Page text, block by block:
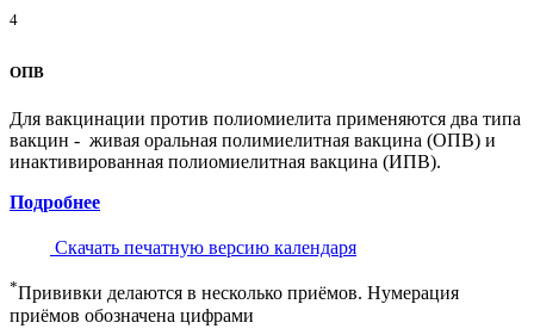
4
ОПВ
Для вакцинации против полиомиелита применяются два типа
вакцин - живая оральная полимиелитная вакцина (ОПВ) и
инактивированная полиомиелитная вакцина (ИПВ).
Подробнее
Скачать печатную версию календаря
*Прививки делаются в несколько приёмов. Нумерация
приёмов обозначена цифрами